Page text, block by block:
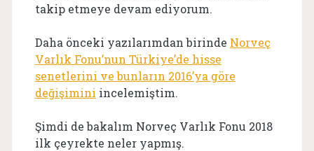
takip etmeye devam ediyorum.
Daha önceki yazılarımdan birinde Norveç
Varlık Fonu’nun Türkiye’de hisse
senetlerini ve bunların 2016’ya göre
değişimini incelemiştim.
Şimdi de bakalım Norveç Varlık Fonu 2018
ilk çeyrekte neler yapmış.